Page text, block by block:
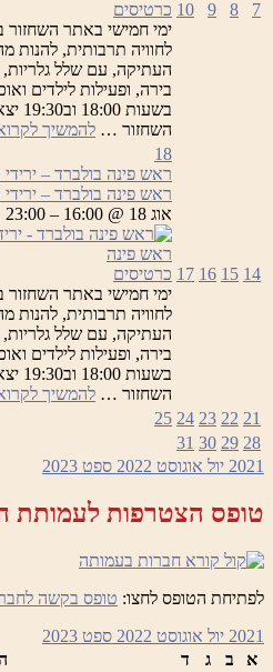
7
8
9
10 כרטיסים
ימי חמישי באתר השחזור
לחוויה תרבותית, להנות
העתיקה, עם שלל גלריות,
בירה, ופעילות לילדים
השחזור … להמשיך
14
15
16
17
18
ראש פינה בולברד – ירידי
ראש פינה בולברד – ירידי
אוג 18 @ 16:00 – 23:00
כרטיסים
ימי חמישי באתר השחזור
לחוויה תרבותית, להנות
העתיקה, עם שלל גלריות,
בירה, ופעילות לילדים
השחזור … להמשיך
21
22
23
24
25
28
29
30
31
2021 יול אוגוסט 2022 ספט 2023
טופס הצטרפות לעמותת
לפתיחת הטופס לחצו: טופס בקשה
2021 יול אוגוסט 2022 ספט 2023
א
ב ג ד